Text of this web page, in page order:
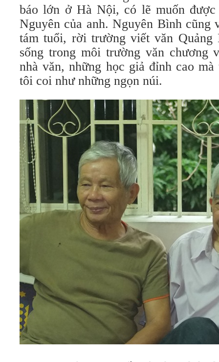
báo lớn ở Hà Nội, có lẽ muốn được
Nguyên của anh. Nguyên Bình cũng
tám tuổi, rời trường viết văn Quảng
sống trong môi trường văn chương
nhà văn, những học giả đỉnh cao
tôi coi như những ngọn núi.